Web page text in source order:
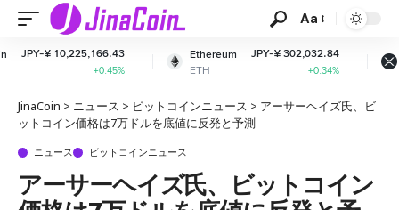
Aa
Ethereum
ETH
JPY-¥ 302,032.84
+0.34%
XRP
XRP
JPY-¥
-
JinaCoin > ニュース > ビットコインニュース > アーサーヘイズ氏、ビ
ットコイン価格は7万ドルを底値に反発と予測
ニュース ビットコインニュース
アーサーヘイズ氏、ビットコイン